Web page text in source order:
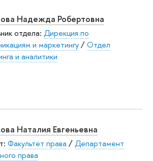
Надежда Робертовна
отдела: Дирекция по
и маркетингу/Отдел
и аналитики
Наталия Евгеньевна
Факультет права /Департамент
права